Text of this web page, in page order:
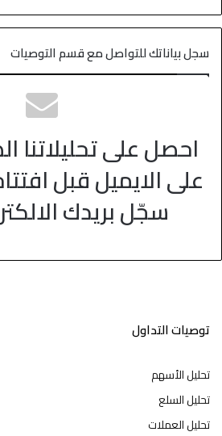
سجل بياناتك للتواصل مع قسم التوصيات
احصل على تحليلاتنا
على الايميل قبل
سجّل بريدك
توصيات التداول
تحليل الأسهم
تحليل السلع
تحليل العملات